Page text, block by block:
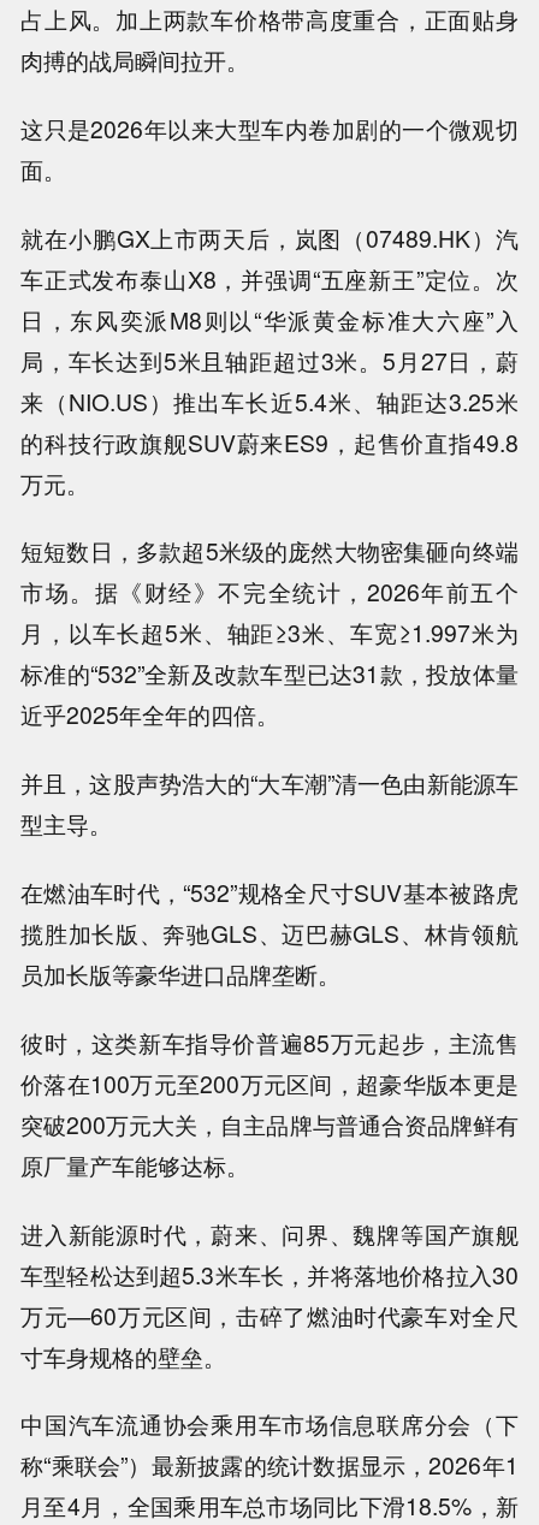
占上风。加上两款车价格带高度重合，正面贴身
肉搏的战局瞬间拉开。
这只是2026年以来大型车内卷加剧的一个微观切
面。
就在小鹏GX上市两天后，岚图（07489.HK）汽
车正式发布泰山X8，并强调“五座新王”定位。次
日，东风奕派M8则以“华派黄金标准大六座”入
局，车长达到5米且轴距超过3米。5月27日，蔚
来（NIO.US）推出车长近5.4米、轴距达3.25米
的科技行政旗舰SUV蔚来ES9，起售价直指49.8
万元。
短短数日，多款超5米级的庞然大物密集砸向终端
市场。据《财经》不完全统计，2026年前五个
月，以车长超5米、轴距≥3米、车宽≥1.997米为
标准的“532”全新及改款车型已达31款，投放体量
近乎2025年全年的四倍。
并且，这股声势浩大的“大车潮”清一色由新能源车
型主导。
在燃油车时代，“532”规格全尺寸SUV基本被路虎
揽胜加长版、奔驰GLS、迈巴赫GLS、林肯领航
员加长版等豪华进口品牌垄断。
彼时，这类新车指导价普遍85万元起步，主流售
价落在100万元至200万元区间，超豪华版本更是
突破200万元大关，自主品牌与普通合资品牌鲜有
原厂量产车能够达标。
进入新能源时代，蔚来、问界、魏牌等国产旗舰
车型轻松达到超5.3米车长，并将落地价格拉入30
万元—60万元区间，击碎了燃油时代豪车对全尺
寸车身规格的壁垒。
中国汽车流通协会乘用车市场信息联席分会（下
称“乘联会”）最新披露的统计数据显示，2026年1
月至4月，全国乘用车总市场同比下滑18.5%，新